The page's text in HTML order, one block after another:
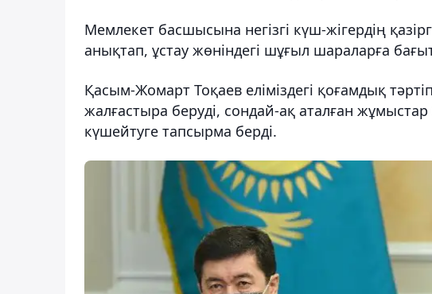
Мемлекет басшысына негізгі күш-жігердің
анықтап, ұстау жөніндегі шұғыл шараларға
Қасым-Жомарт Тоқаев еліміздегі қоғамдық тәртіп
жалғастыра беруді, сондай-ақ аталған
күшейтуге тапсырма берді.